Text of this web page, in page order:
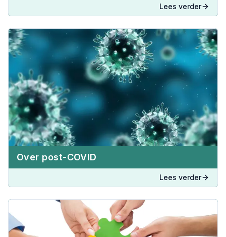
Lees verder
Over post-COVID
Lees verder